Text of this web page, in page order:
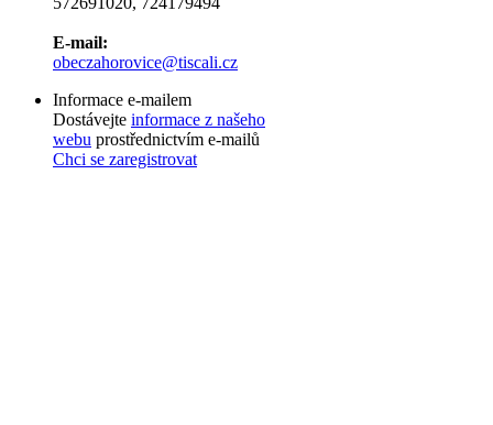
E-mail:
obeczahorovice@tiscali.cz
Informace e-mailem
Dostávejte informace z našeho
webu prostřednictvím e-mailů
Chci se zaregistrovat